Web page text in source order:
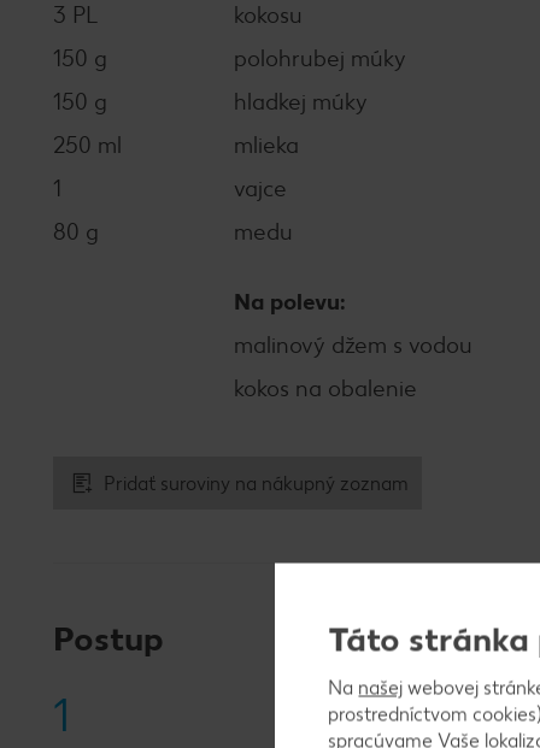
3 PL
kokosu
150 g
polohrubej múky
150 g
hladkej múky
250 ml
mlieka
1
vajce
80 g
medu
Na polevu:
malinový džem s vodou
kokos na obalenie
Pridať suroviny na nákupný zoznam
Postup
1
Táto stránka
Na našej webovej
prostredníctvom
spracúvame Vaše